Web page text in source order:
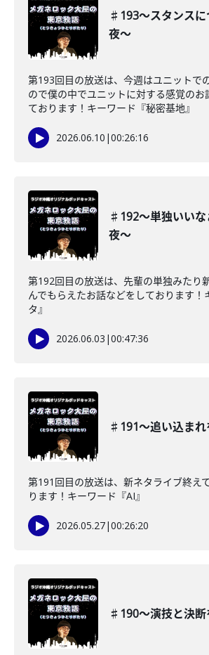
♯193〜スタンスに
夜〜
第193回目の放送は、今週はユニットで
ので僕の中でユニットに対する感覚のお
ております！キーワード『秘密基地』
2026.06.10 |00:26:16
♯192〜単独いいな
夜〜
第192回目の放送は、先輩の単独みたり
んでもらえたお話などをしております！
タ』
2026.06.03 |00:47:36
♯191〜追い込ま
第191回目の放送は、新ネタライブ終え
ります！キーワード『AI』
2026.05.27|00:26:20
♯190〜演技と決